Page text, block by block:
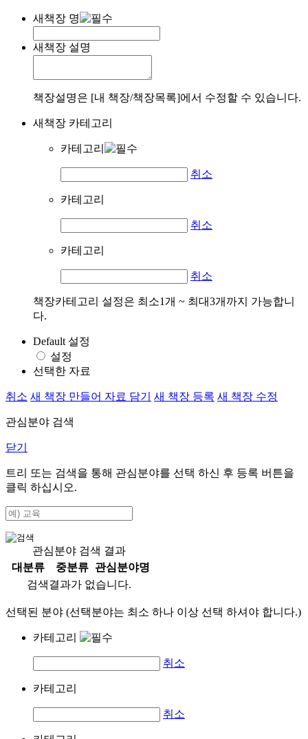
새책장 명
새책장 설명
책장설명은 [내 책장/책장목록]에서 수정할 수 있습니다.
새책장 카테고리
카테고리
취소
카테고리
취소
카테고리
취소
책장카테고리 설정은 최소1개 ~ 최대3개까지 가능합니
다.
Default 설정
설정
선택한 자료
취소 새 책장 만들어 자료 담기 새 책장 등록 새 책장 수정
관심분야 검색
닫기
트리 또는 검색을 통해 관심분야를 선택 하신 후 등록 버튼을
클릭 하십시오.
관심분야 검색 결과
대분류
중분류
관심분야명
검색결과가 없습니다.
선택된 분야 (선택분야는 최소 하나 이상 선택 하셔야 합니다.)
카테고리
취소
카테고리
취소